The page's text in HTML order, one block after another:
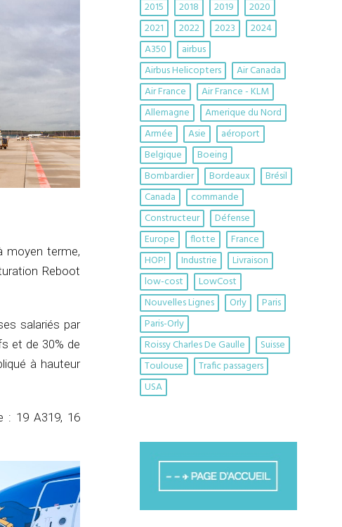
moyen terme,
Reboot
salariés par
et de 30% de
à hauteur
: 19 A319, 16
2015 2018 2019
2020
2021
2022 2023
2024
A350
airbus
Airbus Helicopters
Air Canada
Air France
Air France - KLM
Allemagne
Amerique du Nord
Armée
Asie
aéroport
Belgique
Boeing
Bombardier
Bordeaux
Brésil
Canada
commande
Constructeur
Défense
Europe
flotte
France
HOP!
Industrie
Livraison
low-cost
LowCost
Nouvelles Lignes
Orly
Paris
Paris-Orly
Roissy Charles De Gaulle
Suisse
Toulouse
Trafic passagers
USA